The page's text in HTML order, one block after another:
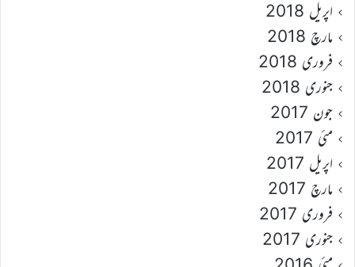
اپریل 2018
مارچ 2018
فروری 2018
جنوری 2018
جون 2017
مئی 2017
اپریل 2017
مارچ 2017
فروری 2017
جنوری 2017